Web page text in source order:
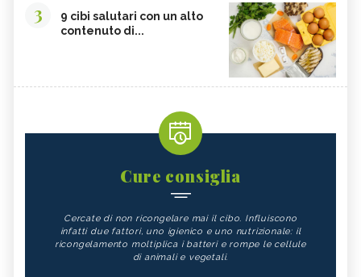
3
9 cibi salutari con un alto
contenuto di...
Cure consiglia
Cercate di non ricongelare mai il cibo. Influiscono
infatti due fattori, uno igienico e uno nutrizionale: il
ricongelamento moltiplica i batteri e rompe le cellule
di animali e vegetali.